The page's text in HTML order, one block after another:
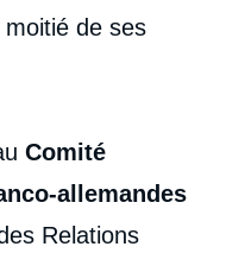
de ses
Comité
allemandes
Relations